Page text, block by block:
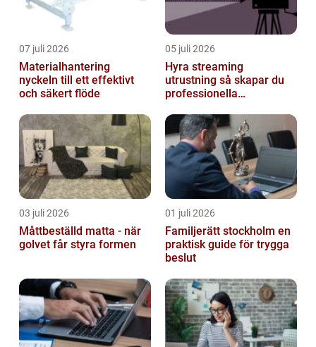
07 juli 2026
Materialhantering
nyckeln till ett effektivt
och säkert flöde
05 juli 2026
Hyra streaming
utrustning så skapar du
professionella
03 juli 2026
Måttbeställd matta - när
golvet får styra formen
01 juli 2026
Familjerätt stockholm en
praktisk guide för trygga
beslut